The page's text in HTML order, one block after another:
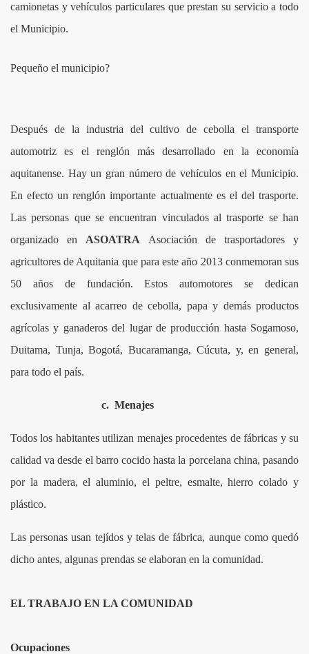
camionetas y vehículos particulares que prestan su servicio a todo
el Municipio.
Pequeño el municipio?
Después de la industria del cultivo de cebolla el transporte
automotriz es el renglón más desarrollado en la economía
aquitanense. Hay un gran número de vehículos en el Municipio.
En efecto un renglón importante actualmente es el del trasporte.
Las personas que se encuentran vinculados al trasporte se han
organizado en ASOATRA Asociación de trasportadores y
agricultores de Aquitania que para este año 2013 conmemoran sus
50 años de fundación. Estos automotores se dedican
exclusivamente al acarreo de cebolla, papa y demás productos
agrícolas y ganaderos del lugar de producción hasta Sogamoso,
Duitama, Tunja, Bogotá, Bucaramanga, Cúcuta, y, en general,
para todo el país.
c. Menajes
Todos los habitantes utilizan menajes procedentes de fábricas y su
calidad va desde el barro cocido hasta la porcelana china, pasando
por la madera, el aluminio, el peltre, esmalte, hierro colado y
plástico.
Las personas usan tejídos y telas de fábrica, aunque como quedó
dicho antes, algunas prendas se elaboran en la comunidad.
EL TRABAJO EN LA COMUNIDAD
Ocupaciones
E INMATERIAL